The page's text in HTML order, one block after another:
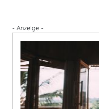
- Anzeige -